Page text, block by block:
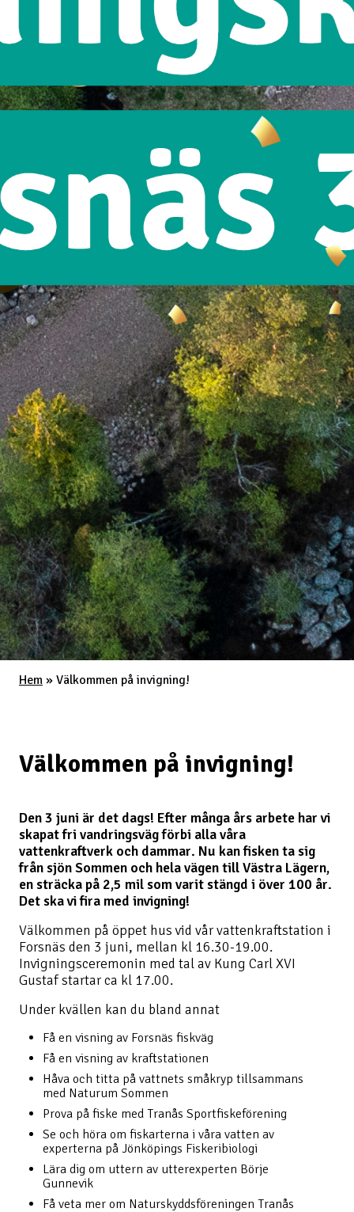
Hem » Välkommen på invigning!
Välkommen på invigning!
Den 3 juni är det dags! Efter många års arbete har vi
skapat fri vandringsväg förbi alla våra
vattenkraftverk och dammar. Nu kan fisken ta sig
från sjön Sommen och hela vägen till Västra Lägern,
en sträcka på 2,5 mil som varit stängd i över 100 år.
Det ska vi fira med invigning!
Välkommen på öppet hus vid vår vattenkraftstation i
Forsnäs den 3 juni, mellan kl 16.30-19.00.
Invigningsceremonin med tal av Kung Carl XVI
Gustaf startar ca kl 17.00.
Under kvällen kan du bland annat
Få en visning av Forsnäs fiskväg
Få en visning av kraftstationen
Håva och titta på vattnets småkryp tillsammans
med Naturum Sommen
Prova på fiske med Tranås Sportfiskeförening
Se och höra om fiskarterna i våra vatten av
experterna på Jönköpings Fiskeribiologi
Lära dig om uttern av utterexperten Börje
Gunnevik
Få veta mer om Naturskyddsföreningen Tranås